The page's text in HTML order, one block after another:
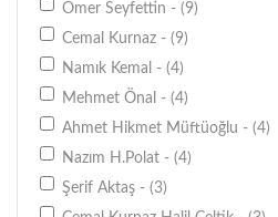
Antoloji - (1)
Mektup - (1)
Kadın-Erkek - (1)
Destan - (1)
Ömer Seyfettin - (9)
Cemal Kurnaz - (9)
Namık Kemal - (4)
Mehmet Önal - (4)
Ahmet Hikmet Müftüoğlu - (4)
Nazım H.Polat - (4)
Şerif Aktaş - (3)